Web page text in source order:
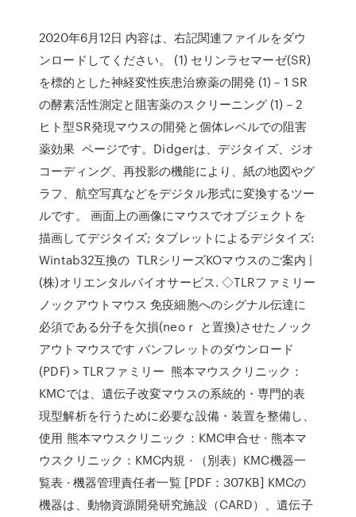
2020年6月12日 内容は、右記関連ファイルをダウ
ンロードしてください。 (1) セリンラセマーゼ(SR)
を標的とした神経変性疾患治療薬の開発 (1)－1 SR
の酵素活性測定と阻害薬のスクリーニング (1)－2
ヒト型SR発現マウスの開発と個体レベルでの阻害
薬効果 ページです。Didgerは、デジタイズ、ジオ
コーディング、再投影の機能により、紙の地図やグ
ラフ、航空写真などをデジタル形式に変換するツー
ルです。 画面上の画像にマウスでオブジェクトを
描画してデジタイズ; タブレットによるデジタイズ:
Wintab32互換の TLRシリーズKOマウスのご案内 |
(株)オリエンタルバイオサービス. ◇TLRファミリー
ノックアウトマウス 免疫細胞へのシグナル伝達に
必須である分子を欠損(neoｒ と置換)させたノック
アウトマウスです パンフレットのダウンロード
(PDF) > TLRファミリー 熊本マウスクリニック：
KMCでは、遺伝子改変マウスの系統的・専門的表
現型解析を行うために必要な設備・装置を整備し、
使用 熊本マウスクリニック：KMC申合せ · 熊本マ
ウスクリニック：KMC内規 · （別表）KMC機器一
覧表 · 機器管理責任者一覧 [PDF：307KB] KMCの
機器は、動物資源開発研究施設（CARD）、遺伝子